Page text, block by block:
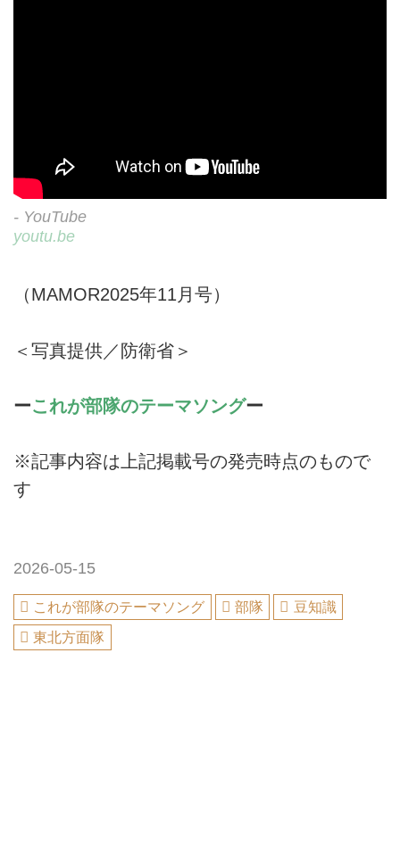
- YouTube
youtu.be
（MAMOR2025年11月号）
＜写真提供／防衛省＞
ーこれが部隊のテーマソングー
※記事内容は上記掲載号の発売時点のもので
す
2026-05-15
これが部隊のテーマソング 部隊
豆知識
東北方面隊